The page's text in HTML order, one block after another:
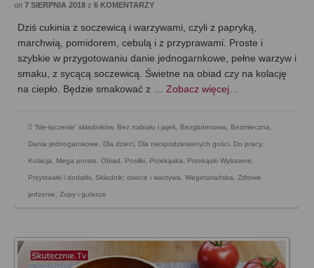
on 7 SIERPNIA 2018 z 6 KOMENTARZY
Dziś cukinia z soczewicą i warzywami, czyli z papryką,
marchwią, pomidorem, cebulą i z przyprawami. Proste i
szybkie w przygotowaniu danie jednogarnkowe, pełne warzyw i
smaku, z sycącą soczewicą. Świetne na obiad czy na kolację
na ciepło. Będzie smakować z … Zobacz więcej…
'Nie-łączenie' składników, Bez nabiału i jajek, Bezglutenowa, Bezmleczna,
Dania jednogarnkowe, Dla dzieci, Dla niespodziewanych gości, Do pracy,
Kolacja, Mega proste, Obiad , Posiłki, Przekąska, Przekąski Wytrawne,
Przystawki i dodatki, Składnik: owoce i warzywa, Wegetariańska, Zdrowe
jedzenie, Zupy i gulasze